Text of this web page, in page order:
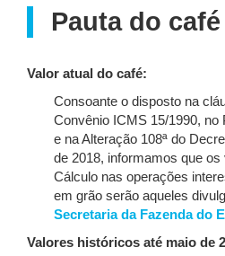
Pauta do café
Valor atual do café:
Consoante o disposto na
Convênio ICMS 15/1990, no
e na Alteração 108ª do
de 2018, informamos que
Cálculo nas operações
em grão serão aqueles
Secretaria da Fazenda do
Valores históricos até maio de